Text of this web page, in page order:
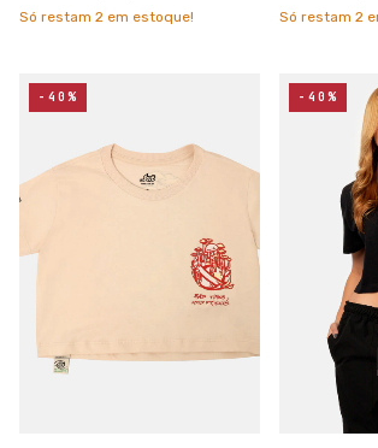
Só restam 2 em estoque! Só restam 2
-40% -40%